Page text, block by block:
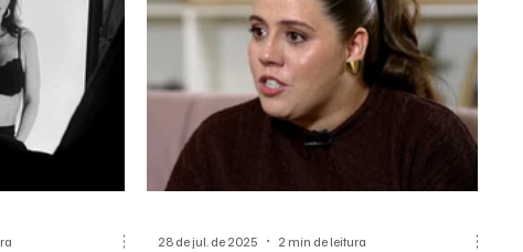
28 de jul. de 2025 2 min de leitura